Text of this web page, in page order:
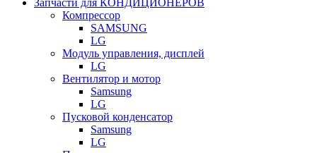
Запчасти для КОНДИЦИОНЕРОВ
Компрессор
SAMSUNG
LG
Модуль управления, дисплей
LG
Вентилятор и мотор
Samsung
LG
Пусковой конденсатор
Samsung
LG